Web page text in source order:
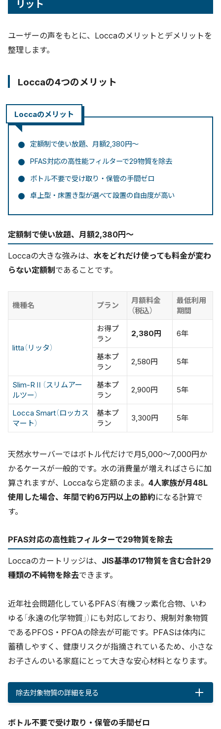
リット
ユーザーの声をもとに、Loccaのメリットとデメリットを
整理します。
Loccaの4つのメリット
Loccaのメリット
定額制で使い放題、月額2,380円〜
PFAS対応の高性能フィルターで29物質を除去
ボトル不要で受け取り・保管の手間ゼロ
卓上型・床置き型が選べて設置の自由度が高い
定額制で使い放題、月額2,380円〜
Loccaの大きな強みは、 水をどれだけ使っても料金が変わ
らない定額制であることです。
機種名 プラン
月額料金
（税込）
最低利用
期間
litta（リッタ）
お得プ
ラン
2,380円 6年
基本プ
ラン
2,580円 5年
Slim-RⅡ（スリムアー
ルツー）
基本プ
ラン
2,900円 5年
Locca Smart（ロッカス
マート）
基本プ
ラン
3,300円 5年
天然水サーバーではボトル代だけで月5,000〜7,000円か
かるケースが一般的です。水の消費量が増えればさらに加
算されますが、Loccaなら定額のまま。 4人家族が月48L
使用した場合、年間で約6万円以上の節約になる計算で
す。
PFAS対応の高性能フィルターで29物質を除去
Loccaのカートリッジは、 JIS基準の17物質を含む合計29
種類の不純物を除去できます。
近年社会問題化しているPFAS（有機フッ素化合物、いわ
ゆる「永遠の化学物質」）にも対応しており、規制対象物質
であるPFOS・PFOAの除去が可能です。PFASは体内に
蓄積しやすく、健康リスクが指摘されているため、小さな
お子さんのいる家庭にとって大きな安心材料となります。
除去対象物質の詳細を見る
質
29物質
ボトル不要で受け取り・保管の手間ゼロ